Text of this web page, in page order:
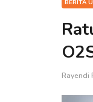
BERITA
Rayendi